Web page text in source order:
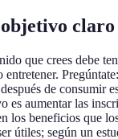
claro
que crees debe
entretener.
de consumir
es aumentar las
los beneficios que
útiles; según un